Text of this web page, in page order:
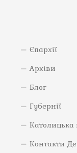
Єпархії
Архіви
Блог
Губернії
Католицька
Контакти